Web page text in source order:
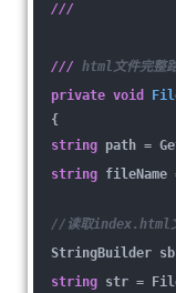
///
/// html文件完整
private void
{
string path =
string fileName
//读取index.html
StringBuilder
string str =